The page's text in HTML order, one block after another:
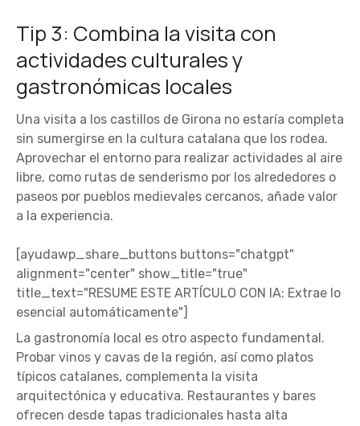
Tip 3: Combina la visita con
actividades culturales y
gastronómicas locales
Una visita a los castillos de Girona no estaría completa
sin sumergirse en la cultura catalana que los rodea.
Aprovechar el entorno para realizar actividades al aire
libre, como rutas de senderismo por los alrededores o
paseos por pueblos medievales cercanos, añade valor
a la experiencia.
[ayudawp_share_buttons buttons="chatgpt"
alignment="center" show_title="true"
title_text="RESUME ESTE ARTÍCULO CON IA: Extrae lo
esencial automáticamente"]
La gastronomía local es otro aspecto fundamental.
Probar vinos y cavas de la región, así como platos
típicos catalanes, complementa la visita
arquitectónica y educativa. Restaurantes y bares
ofrecen desde tapas tradicionales hasta alta